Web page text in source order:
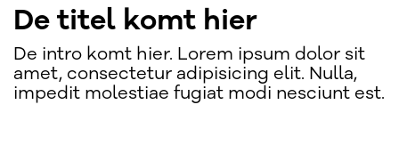
De titel komt hier
De intro komt hier. Lorem ipsum dolor sit
amet, consectetur adipisicing elit. Nulla,
impedit molestiae fugiat modi nesciunt est.